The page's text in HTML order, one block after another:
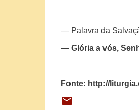
— Palavra da
— Glória a vós,
Fonte: http://